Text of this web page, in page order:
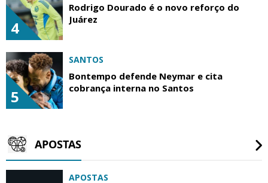
4
Rodrigo Dourado é o novo reforço do
Juárez
5
SANTOS
Bontempo defende Neymar e cita
cobrança interna no Santos
APOSTAS
APOSTAS